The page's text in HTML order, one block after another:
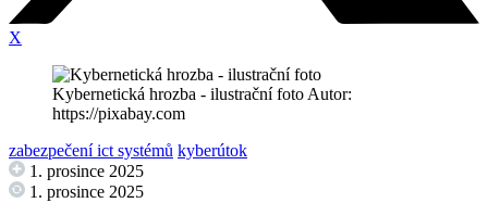
X
Kybernetická hrozba - ilustrační foto Autor:
https://pixabay.com
zabezpečení ict systémů kyberútok
1. prosince 2025
1. prosince 2025